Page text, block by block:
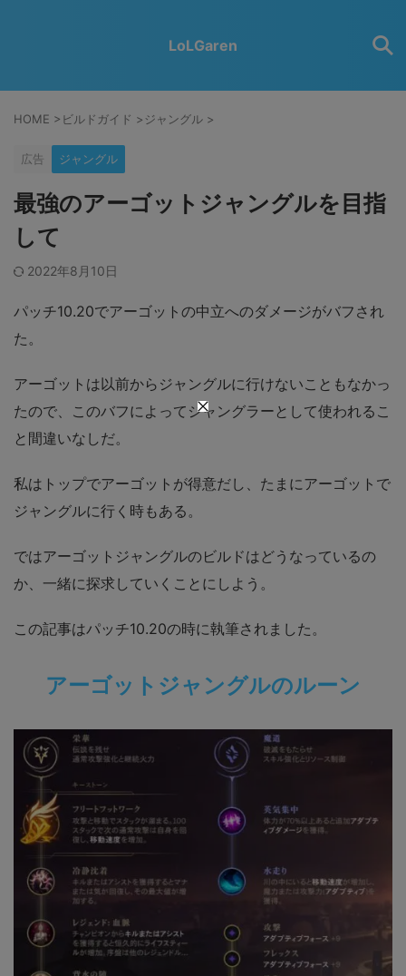
LoLGaren
HOME > ビルドガイド > ジャングル >
広告 ジャングル
最強のアーゴットジャングルを目指
して
2022年8月10日
パッチ10.20でアーゴットの中立へのダメージがバフされ
た。
アーゴットは以前からジャングルに行けないこともなかっ
たので、このバフによってジャングラーとして使われるこ
と間違いなしだ。
私はトップでアーゴットが得意だし、たまにアーゴットで
ジャングルに行く時もある。
ではアーゴットジャングルのビルドはどうなっているの
か、一緒に探求していくことにしよう。
この記事はパッチ10.20の時に執筆されました。
アーゴットジャングルのルーン